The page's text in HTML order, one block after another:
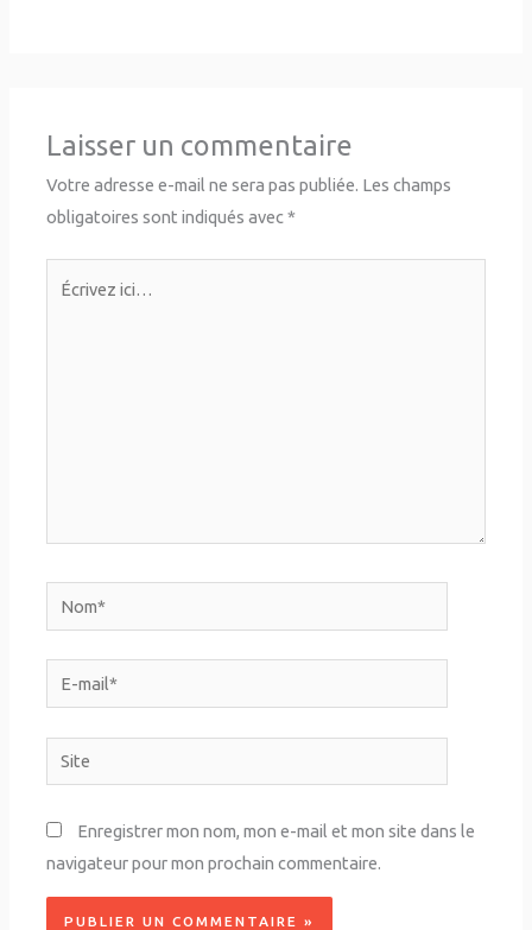
Laisser un commentaire
Votre adresse e-mail ne sera pas publiée. Les champs
obligatoires sont indiqués avec*
Nom*
E-
mail*
Site
Enregistrer mon nom, mon e-mail et mon site dans le
navigateur pour mon prochain commentaire.